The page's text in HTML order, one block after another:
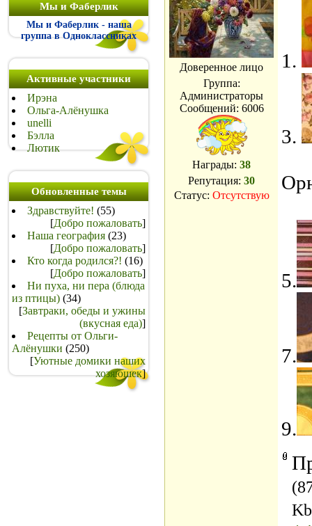
Мы и Фаберлик
Мы и Фаберлик - наша
группа в Одноклассниках
Активные участники
Ирэна
Ольга-Алёнушка
unelli
Бэлла
Лютик
Обновленные темы
Здравствуйте! (55)
[Добро пожаловать]
Наша география (23)
[Добро пожаловать]
Кто когда родился?! (16)
[Добро пожаловать]
Ни пуха, ни пера (блюда
из птицы) (34)
[Завтраки, обеды и ужины
(вкусная еда)]
Рецепты от Ольги-
Алёнушки (250)
[Уютные домики наших
хозяюшек]
Доверенное лицо
Группа:
Администраторы
Сообщений: 6006
Награды: 38
Репутация: 30
Статус: Отсутствую
1.
3.
5.
7.
9.